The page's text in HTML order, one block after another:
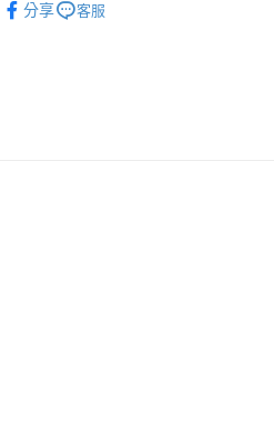
分享 客服